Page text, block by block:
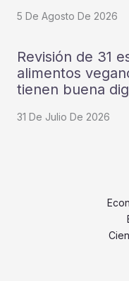
5 De Agosto De 2026
Revisión de 31
alimentos
tienen buena
31 De Julio De 2026